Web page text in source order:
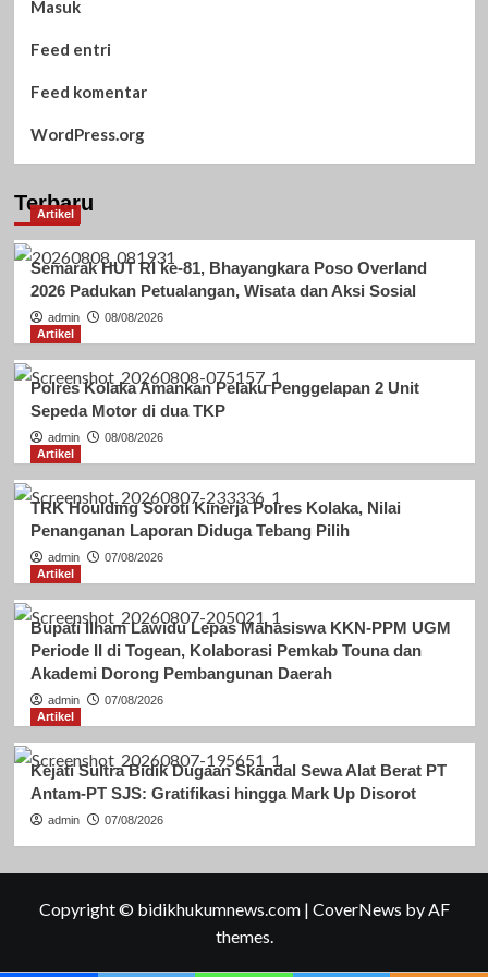
Masuk
Feed entri
Feed komentar
WordPress.org
Terbaru
Artikel
Semarak HUT RI ke-81, Bhayangkara Poso Overland
2026 Padukan Petualangan, Wisata dan Aksi Sosial
admin
08/08/2026
Artikel
Polres Kolaka Amankan Pelaku Penggelapan 2 Unit
Sepeda Motor di dua TKP
admin
08/08/2026
Artikel
TRK Houlding Soroti Kinerja Polres Kolaka, Nilai
Penanganan Laporan Diduga Tebang Pilih
admin
07/08/2026
Artikel
Bupati Ilham Lawidu Lepas Mahasiswa KKN-PPM UGM
Periode II di Togean, Kolaborasi Pemkab Touna dan
Akademi Dorong Pembangunan Daerah
admin
07/08/2026
Artikel
Kejati Sultra Bidik Dugaan Skandal Sewa Alat Berat PT
Antam-PT SJS: Gratifikasi hingga Mark Up Disorot
admin 07/08/2026
Copyright © bidikhukumnews.com | CoverNews by AF
themes.